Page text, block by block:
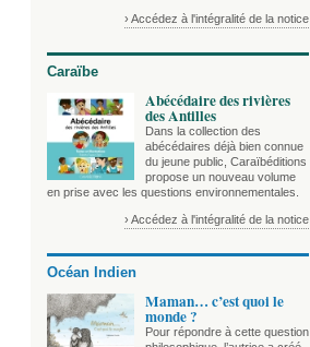
› Accédez à l'intégralité de la notice
Caraïbe
Abécédaire des rivières
des Antilles
Dans la collection des
abécédaires déjà bien connue
du jeune public, Caraïbéditions
propose un nouveau volume
en prise avec les questions environnementales.
› Accédez à l'intégralité de la notice
Océan Indien
Maman… c’est quoi le
monde ?
Pour répondre à cette question